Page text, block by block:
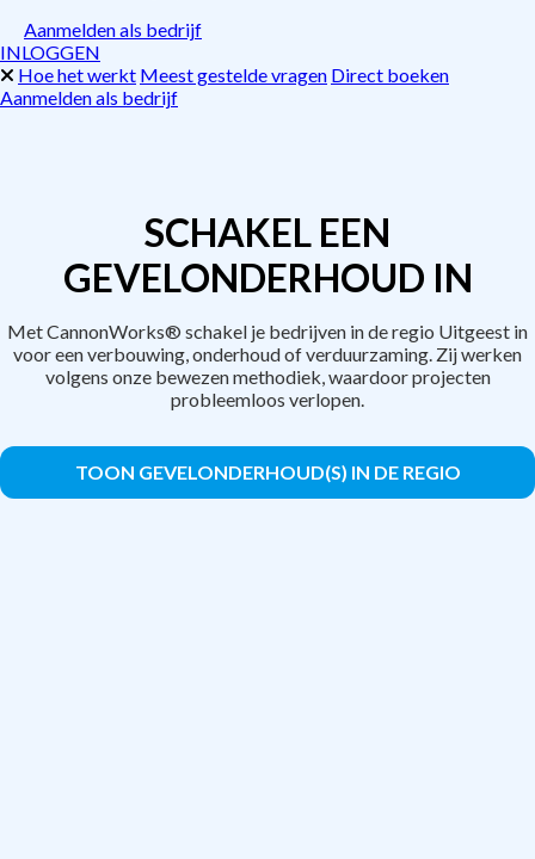
Aanmelden als bedrijf
INLOGGEN
Hoe het werkt Meest gestelde vragen Direct boeken
Aanmelden als bedrijf
SCHAKEL EEN
GEVELONDERHOUD IN
Met CannonWorks® schakel je bedrijven in de regio Uitgeest in
voor een verbouwing, onderhoud of verduurzaming. Zij werken
volgens onze bewezen methodiek, waardoor projecten
probleemloos verlopen.
TOON GEVELONDERHOUD(S) IN DE REGIO